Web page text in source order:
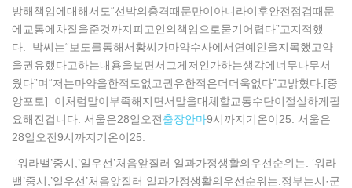
방해책임에대해서도“선박의충격때문만이아니라이후안전점검때문
에교통에차질을준것까지피고인의책임으로묻기어렵다”고지적했
다. 박씨는“보도를통해서황씨가마약수사에서연예인을지목했고약
을권유했다고하는내용을보면서그게저인가하는생각에너무나무서
웠다”며“저는마약을한적도없고권유한적은더더욱없다”고밝혔다.[중
앙포토] 이처럼말이부족해지면서말을대체할교통수단이절실하게필
요해진겁니다. 서울은28일오전출장안마9시까지기온이25. 서울은
28일오전9시까지기온이25.
‘워라밸’중시,’일우선’처음앞질러 일과가정생활의우선순위는. ‘워라
밸’중시,’일우선’처음앞질러 일과가정생활의우선순위는.정부는시·군